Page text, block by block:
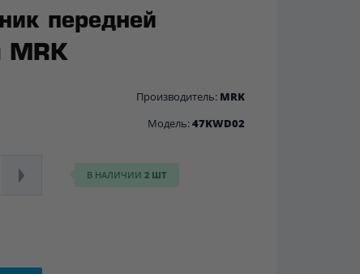
передней
MRK
Производитель: MRK
Модель:47KWD02
В НАЛИЧИИ 2 ШТ